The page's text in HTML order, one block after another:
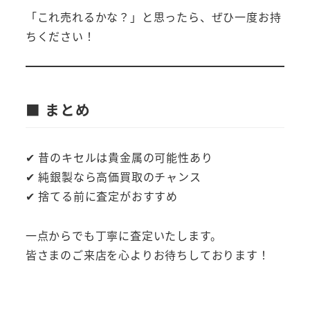
「これ売れるかな？」と思ったら、ぜひ一度お持
ちください！
■ まとめ
✔ 昔のキセルは貴金属の可能性あり
✔ 純銀製なら高価買取のチャンス
✔ 捨てる前に査定がおすすめ
一点からでも丁寧に査定いたします。
皆さまのご来店を心よりお待ちしております！